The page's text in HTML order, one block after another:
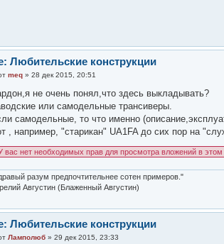
Любительские конструкции
meq» 28 дек 2015, 20:51
не очень понял,что здесь выкладывать?
или самодельные трансиверы.
самодельные, то что именно
, например, "старикан" UA1FA до сих пор на
вас нет необходимых прав для просмотра вложений в этом
разум предпочтительнее сотен примеров."
Августин (Блаженный Августин)
Любительские конструкции
Ламполюб» 29 дек 2015, 23:33